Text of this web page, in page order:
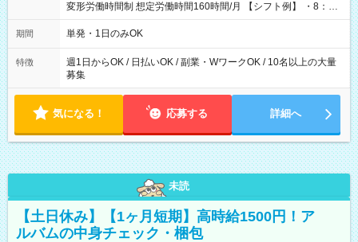
変形労働時間制 想定労働時間160時間/月 【シフト例】 ・8：00
～21：00
期間 単発・1日のみOK
特徴
週1日からOK / 日払いOK / 副業・WワークOK / 10名以上の大量
募集
気になる！ 応募する 詳細へ
未読
【土日休み】【1ヶ月短期】高時給1500円！ア
ルバムの中身チェック・梱包